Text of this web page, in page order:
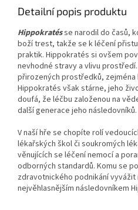
Detailní popis produktu
Hippokratésse narodil do časů,
boží trest, takže se k léčení
praktik. Hippokratés si ovšem
nevhodné stravy a vlivu
přirozených prostředků, zejména
Hippokratés však stárne, jeho
doufá, že léčbu založenou na
další generace jeho následovníků.
V naší hře se chopíte rolí
lékařských škol či soukromých
věnujících se léčení nemocí a
odborných standardů. Komu se
zdravotnického podnikání
nejvěhlasnějším následovníkem